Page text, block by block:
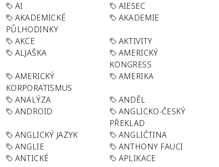
AI
AIESEC
AKADEMICKÉ
PŮLHODINKY
AKADEMIE
AKCE
AKTIVITY
ALJAŠKA
AMERICKÝ
KONGRESS
AMERICKÝ
KORPORATISMUS
AMERIKA
ANALÝZA
ANDĚL
ANDROID
ANGLICKO-ČESKÝ
PŘEKLAD
ANGLICKÝ JAZYK
ANGLIČTINA
ANGLIE
ANTHONY FAUCI
ANTICKÉ
APLIKACE